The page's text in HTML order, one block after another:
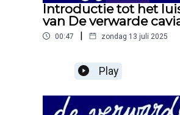
Introductie tot het
van De verwarde
00:47 | zondag 13 juli 2025
Play